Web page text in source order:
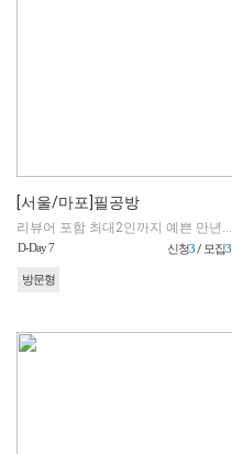
[서울/마포]필공방
리뷰어 포함 최대2인까지 예쁜 만년도장 만들기 체험 지원(초과 인원은 비용지불)
D-Day 7 신청3/ 모집3
방문형